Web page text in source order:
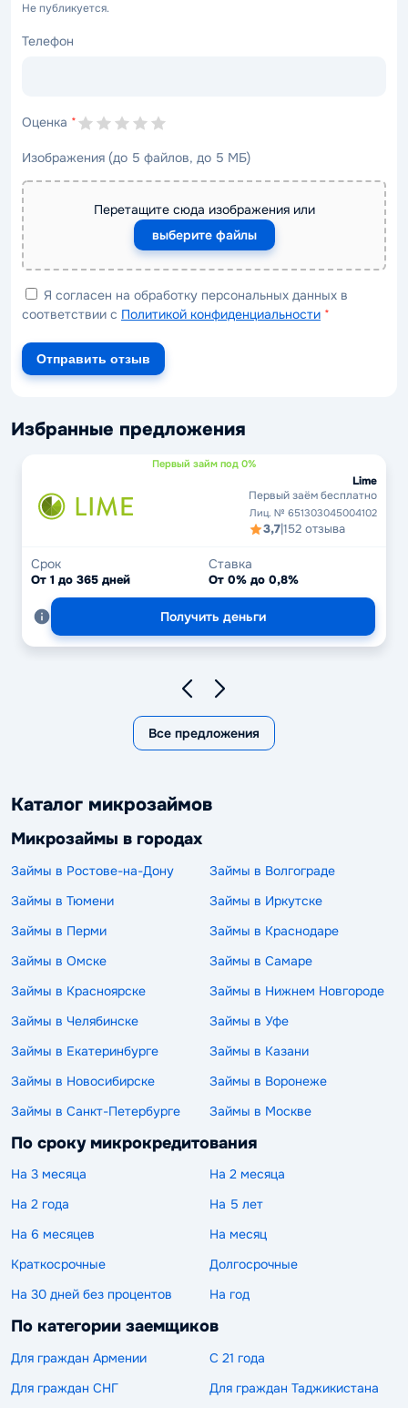
Не публикуется.
Телефон
Оценка *
Изображения (до 5 файлов, до 5 МБ)
Перетащите сюда изображения или
выберите файлы
Я согласен на обработку персональных данных в
соответствии с Политикой конфиденциальности *
Отправить отзыв
Избранные предложения
Первый займ под 0%
Lime
Первый заём бесплатно
Лиц. № 651303045004102
3,7|152 отзыва
Срок
От 1 до 365 дней
Ставка
От 0% до 0,8%
Получить деньги
Все предложения
Каталог микрозаймов
Микрозаймы в городах
Займы в Ростове-на-Дону
Займы в Волгограде
Займы в Тюмени
Займы в Иркутске
Займы в Перми
Займы в Краснодаре
Займы в Омске
Займы в Самаре
Займы в Красноярске
Займы в Нижнем Новгороде
Займы в Челябинске
Займы в Уфе
Займы в Екатеринбурге
Займы в Казани
Займы в Новосибирске
Займы в Воронеже
Займы в Санкт-Петербурге
Займы в Москве
По сроку микрокредитования
На 3 месяца
На 2 месяца
На 2 года
На 5 лет
На 6 месяцев
На месяц
Краткосрочные
Долгосрочные
На 30 дней без процентов
На год
По категории заемщиков
Для граждан Армении
С 21 года
Для граждан СНГ
Для граждан Таджикистана